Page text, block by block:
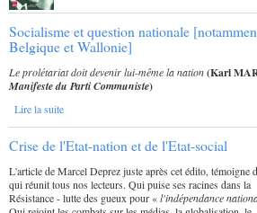
Socialisme et question nationale
Belgique et Wallonie]
Le prolétariat doit devenir lui-même la nation(Karl
Manifeste du Parti Communiste)
Lire la suite
Crise de l'Etat-nation et de l'Etat-social
L'article de Marcel Deprez juste après cet édito, témoigne
qui réunit tous nos lecteurs. Qui puise ses racines dans la
Résistance - lutte des gueux pour «l'indépendance